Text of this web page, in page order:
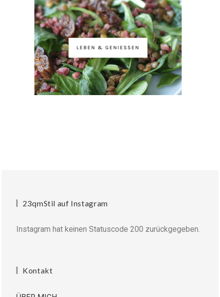
23qmStil auf Instagram
Instagram hat keinen Statuscode 200 zurückgegeben.
Kontakt